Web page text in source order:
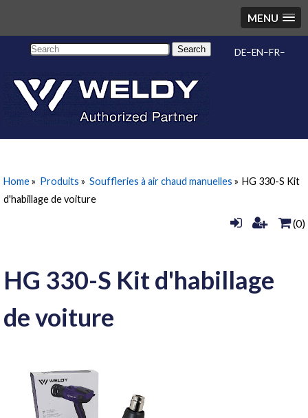
MENU
Search DE EN FR
Home» Produits » Souffleries à air chaud manuelles » HG 330-S Kit
d'habillage de voiture
(0)
HG 330-S Kit d'habillage
de voiture